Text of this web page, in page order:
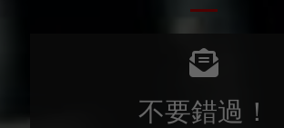
不要錯過！